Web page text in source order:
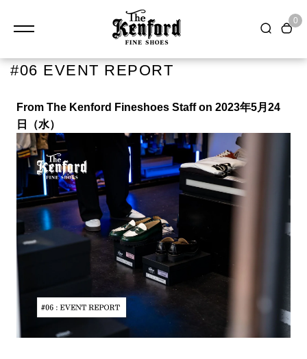
0
#06 EVENT REPORT
From The Kenford Fineshoes Staff on 2023年5月24
日（水）